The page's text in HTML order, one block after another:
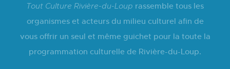
Tout Culture Rivière-du-Loup rassemble tous les
organismes et acteurs du milieu culturel afin de
vous offrir un seul et même guichet pour la toute la
programmation culturelle de Rivière-du-Loup.